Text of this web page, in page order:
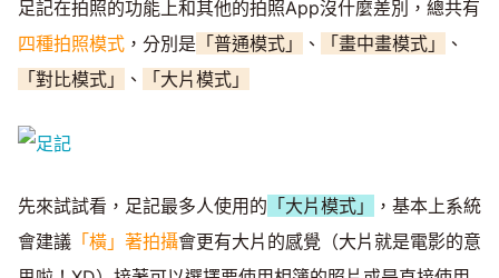
足記在拍照的功能上和其他的拍照App沒什麼差別，總共有
四種拍照模式 ，分別是 「普通模式」 、 「畫中畫模式」
、
「對比模式」
、 「大片模式」
先來試試看，足記最多人使用的 「大片模式」
，基本上系統
會建議 「橫」著拍攝會更有大片的感覺（大片就是電影的意